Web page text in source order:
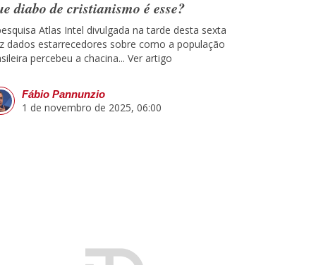
diabo de cristianismo é esse?
Atlas Intel divulgada na tarde desta sexta
dados estarrecedores sobre como a população
percebeu a chacina... Ver artigo
Fábio Pannunzio
1 de novembro de 2025, 06:00